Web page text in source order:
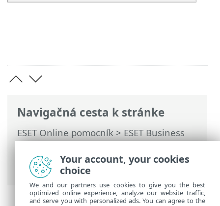
Navigačná cesta k stránke
ESET Online pomocník>ESET Business
Account>Začíname>Licencie>
Stiahnutie offline licencie alebo licencie
pre staršie verzie
Your account, your cookies
choice
We and our partners use cookies to give you the best
optimized online experience, analyze our website traffic,
and serve you with personalized ads. You can agree to the